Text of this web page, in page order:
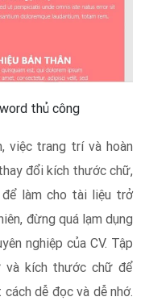
thủ công
việc trang trí và hoàn
đổi kích thước chữ,
để làm cho tài liệu trở
đừng quá lạm dụng
nghiệp của CV. Tập
và kích thước chữ để
dễ đọc và dễ nhớ.